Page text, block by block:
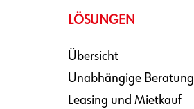
LÖSUNGEN
Übersicht
Unabhängige Beratung
Leasing und Mietkauf